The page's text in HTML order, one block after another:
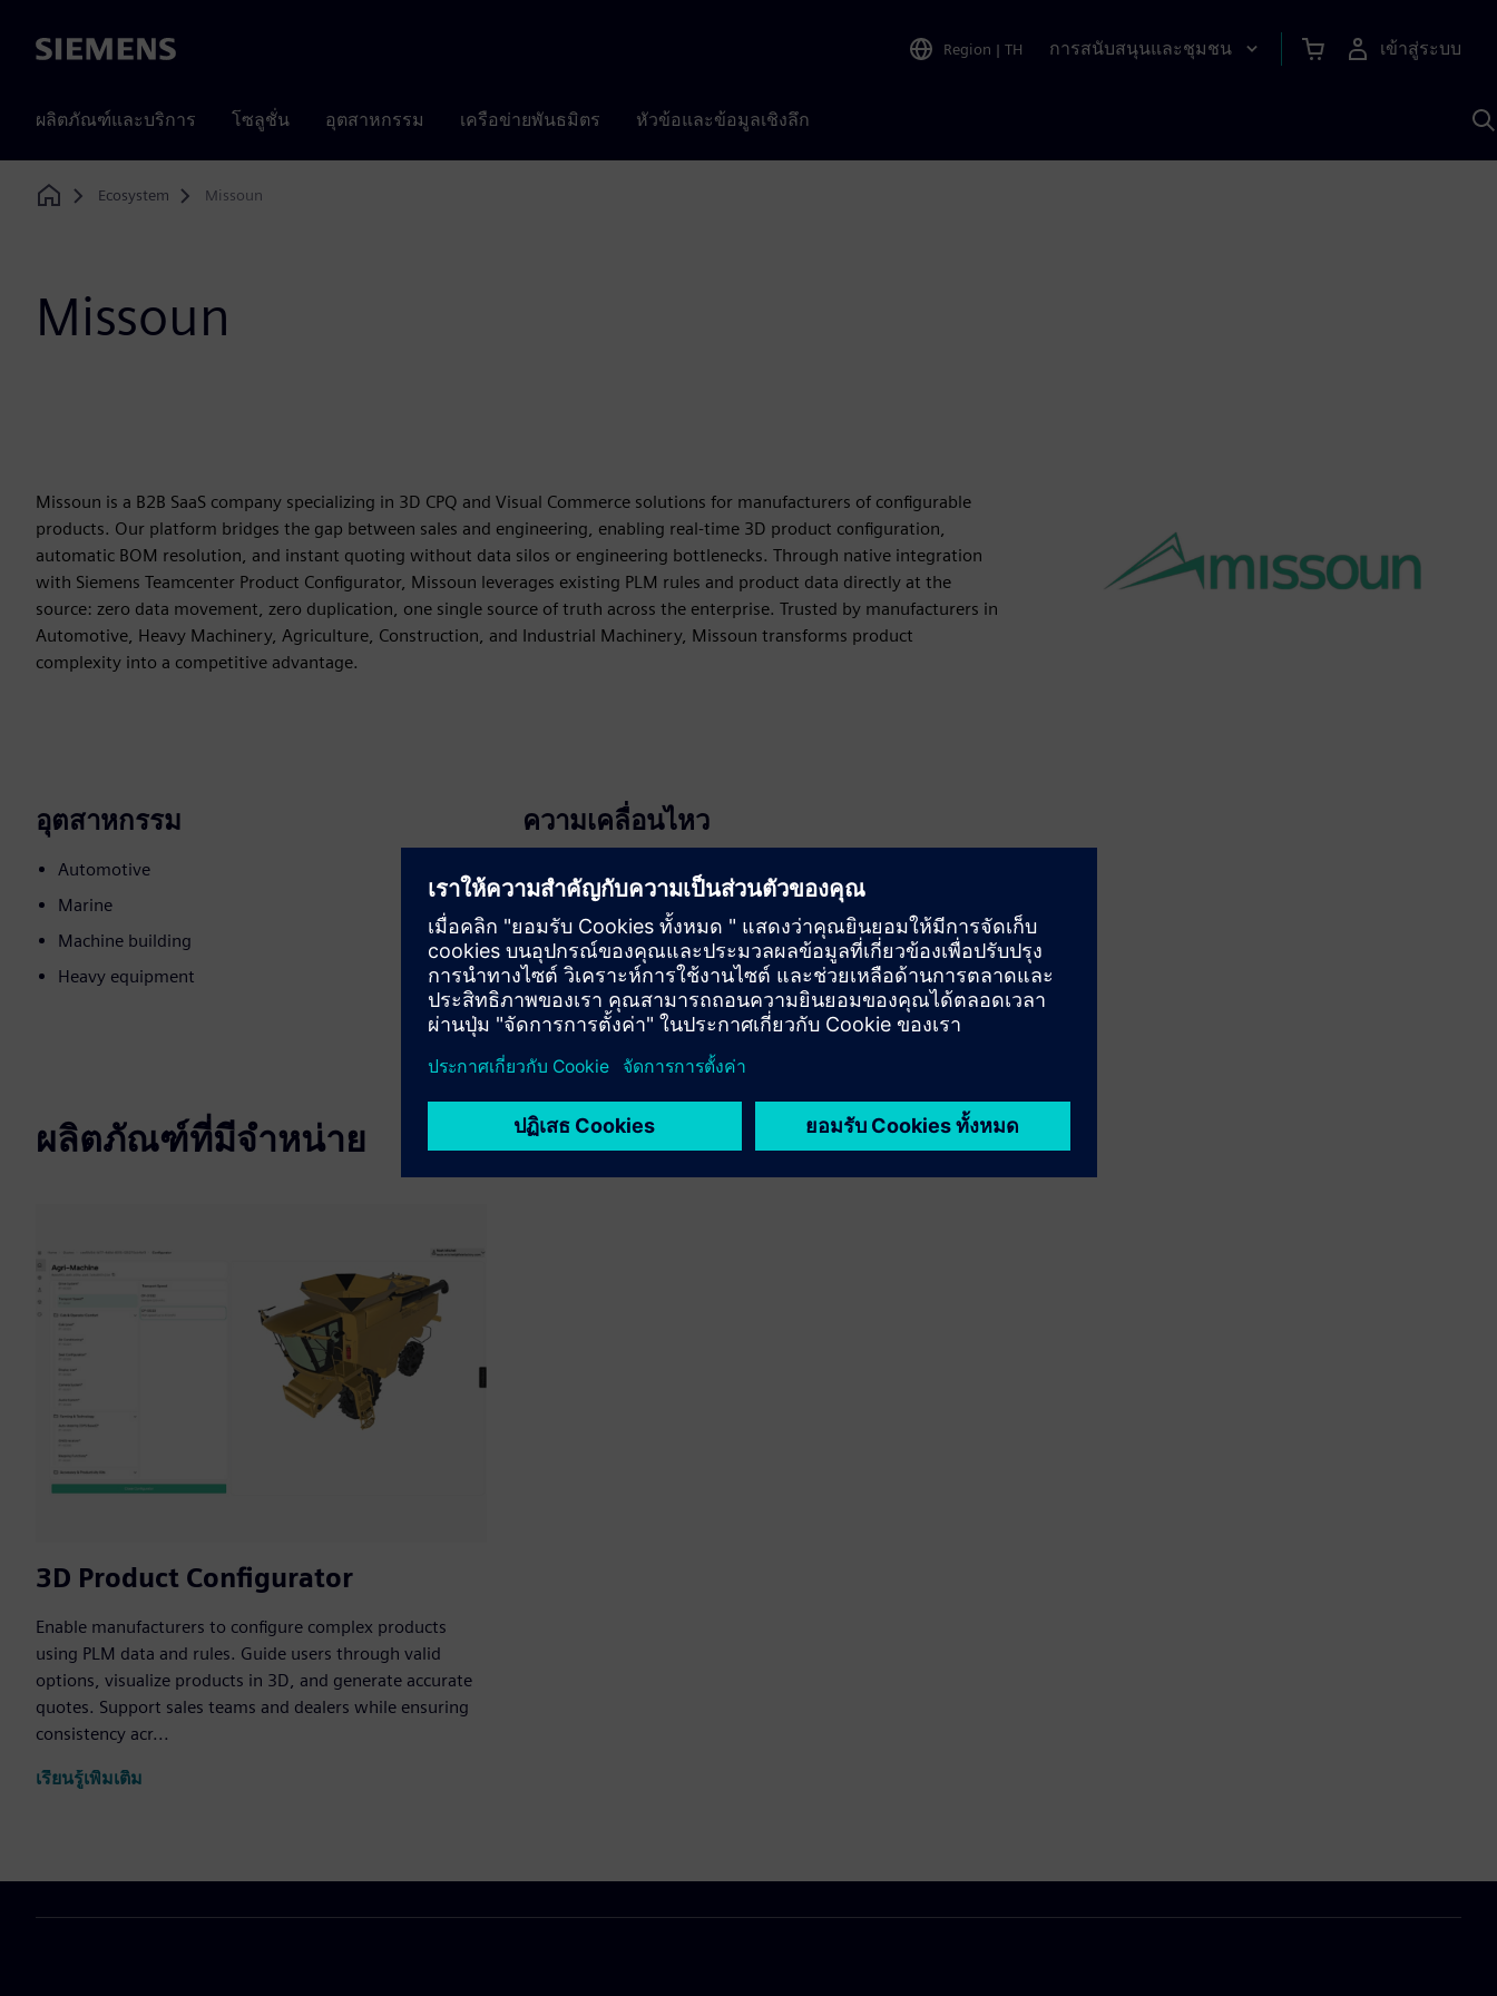
Siemens Region | TH การสนับสนุนและชุมชน เข้าสู่ระบบ
ผลิตภัณฑ์และบริการ โซลูชั่น อุตสาหกรรม เครือข่ายพันธมิตร หัวข้อและข้อมูลเชิงลึก
Home
Ecosystem Missoun
Missoun
Missoun is a B2B SaaS company specializing in 3D CPQ and Visual Commerce solutions for manufacturers of configurable
products. Our platform bridges the gap between sales and engineering, enabling real-time 3D product configuration,
automatic BOM resolution, and instant quoting without data silos or engineering bottlenecks. Through native integration
with Siemens Teamcenter Product Configurator, Missoun leverages existing PLM rules and product data directly at the
source: zero data movement, zero duplication, one single source of truth across the enterprise. Trusted by manufacturers in
Automotive, Heavy Machinery, Agriculture, Construction, and Industrial Machinery, Missoun transforms product
complexity into a competitive advantage.
อุตสาหกรรม
Automotive
Marine
Machine building
Heavy equipment
ความเคลื่อนไหว
ขยายหรือสร้างด้วยผลิตภัณฑ์/โซลูชันของ Siemens
Xcelerator โดยการสร้างผลิตภัณฑ์ใหม่ หรือสร้างโซลูชัน
ลูกค้าใหม่ผ่านการผสานรวมผลิตภัณฑ์ Siemens Xcelerator
และผลิตภัณฑ์ของตัวเอง
ผลิตภัณฑ์ที่มีจำหน่าย
3D Product Configurator
Enable manufacturers to configure complex products
using PLM data and rules. Guide users through valid
options, visualize products in 3D, and generate accurate
quotes. Support sales teams and dealers while ensuring
consistency acr...
เรียนรู้เพิ่มเติม